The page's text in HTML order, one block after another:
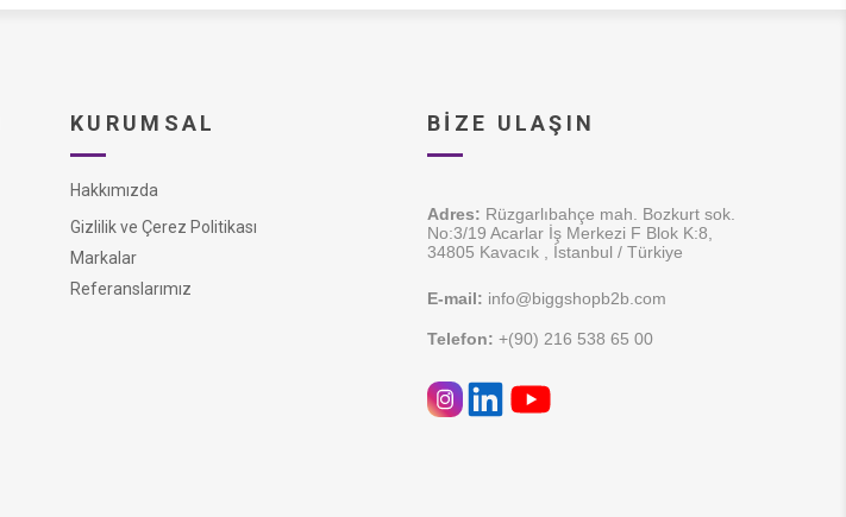
KURUMSAL
Hakkımızda
Gizlilik ve Çerez Politikası
Markalar
Referanslarımız
BIZE ULAŞIN
Adres: Rüzgarlıbahçe mah. Bozkurt sok.
No:3/19 Acarlar İş Merkezi F Blok K:8,
34805 Kavacık , İstanbul / Türkiye
E-mail: info@biggshopb2b.com
Telefon: +(90) 216 538 65 00